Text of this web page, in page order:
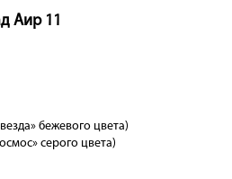
Аир 11
бежевого цвета)
серого цвета)